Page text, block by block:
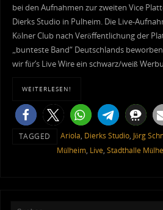
bei den Aufnahmen zur zweiten Vice
Dierks Studio in Pulheim. Die Live-
Kölner Club nach Veröffentlichung der
„bunteste Band“ Deutschlands
wir für’s Live Wire ein schwarz/weiß
WEITERLESEN!
TAGGED Ariola, Dierks Studio, Jörg
Mülheim, Live, Stadthalle